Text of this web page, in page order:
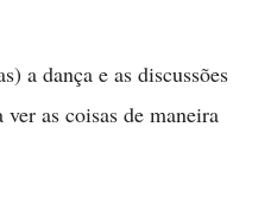
a dança e as discussões
as coisas de maneira